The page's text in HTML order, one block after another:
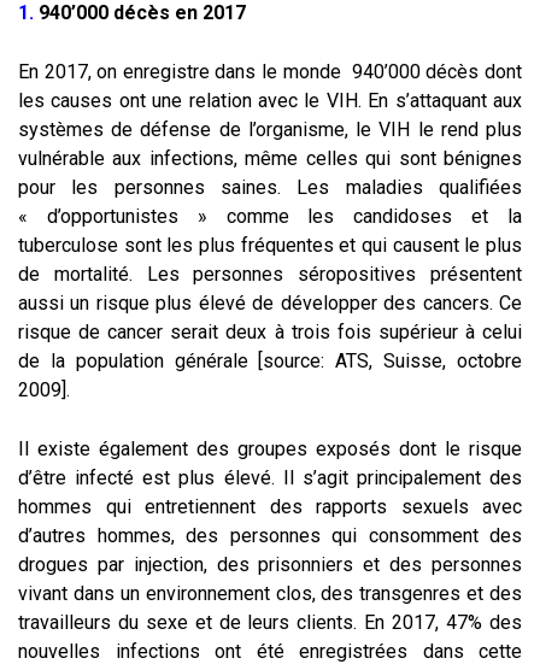
1. 940’000 décès en 2017
En 2017, on enregistre dans le monde 940’000 décès dont
les causes ont une relation avec le VIH. En s’attaquant aux
systèmes de défense de l’organisme, le VIH le rend plus
vulnérable aux infections, même celles qui sont bénignes
pour les personnes saines. Les maladies qualifiées
« d’opportunistes » comme les candidoses et la
tuberculose sont les plus fréquentes et qui causent le plus
de mortalité. Les personnes séropositives présentent
aussi un risque plus élevé de développer des cancers. Ce
risque de cancer serait deux à trois fois supérieur à celui
de la population générale [source: ATS, Suisse, octobre
2009].
Il existe également des groupes exposés dont le risque
d’être infecté est plus élevé. Il s’agit principalement des
hommes qui entretiennent des rapports sexuels avec
d’autres hommes, des personnes qui consomment des
drogues par injection, des prisonniers et des personnes
vivant dans un environnement clos, des transgenres et des
travailleurs du sexe et de leurs clients. En 2017, 47% des
nouvelles infections ont été enregistrées dans cette